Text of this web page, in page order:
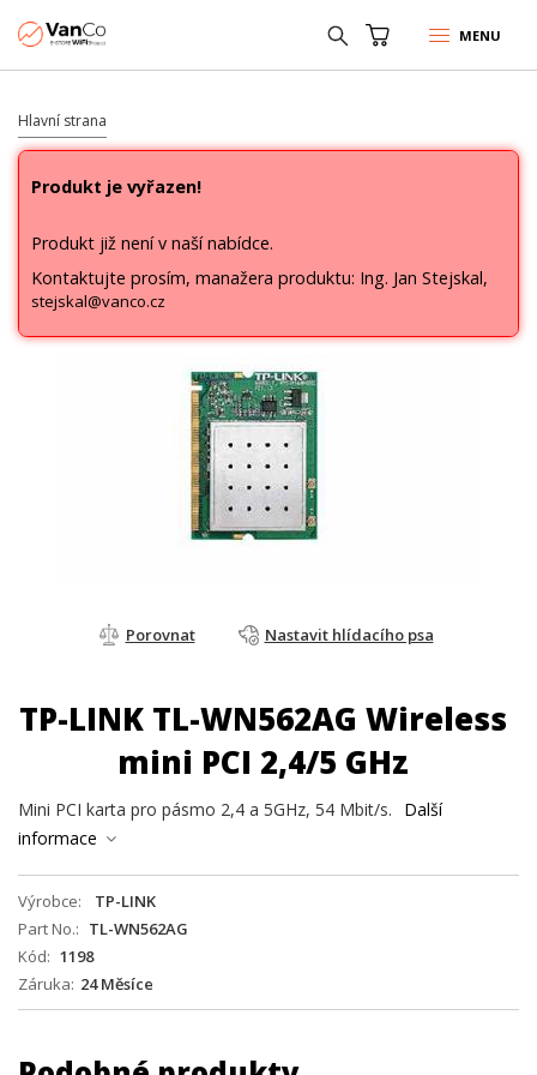
MENU
Hlavní strana
Produkt je vyřazen!
Produkt již není v naší nabídce.
Kontaktujte prosím, manažera produktu: Ing. Jan Stejskal,
stejskal@vanco.cz
Porovnat Nastavit hlídacího psa
TP-LINK TL-WN562AG Wireless
mini PCI 2,4/5 GHz
Mini PCI karta pro pásmo 2,4 a 5GHz, 54 Mbit/s.
Další
informace
Výrobce
TP-LINK
Part No.
TL-WN562AG
Kód
1198
Záruka 24 Měsíce